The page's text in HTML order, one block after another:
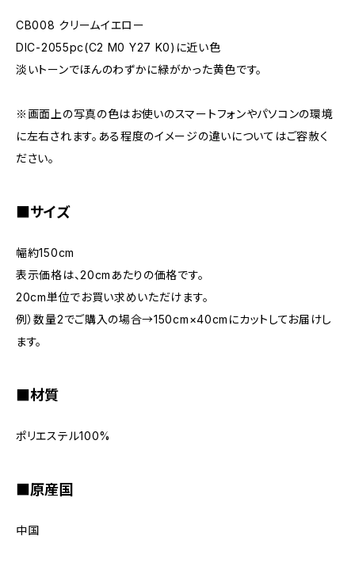
CB008 クリームイエロー
DIC-2055pc(C2 M0 Y27 K0)に近い色
淡いトーンでほんのわずかに緑がかった黄色です。
※画面上の写真の色はお使いのスマートフォンやパソコンの環境
に左右されます。ある程度のイメージの違いについてはご容赦く
ださい。
■サイズ
幅約150cm
表示価格は、20cmあたりの価格です。
20cm単位でお買い求めいただけます。
例）数量2でご購入の場合→150cm×40cmにカットしてお届けし
ます。
■材質
ポリエステル100%
■原産国
中国